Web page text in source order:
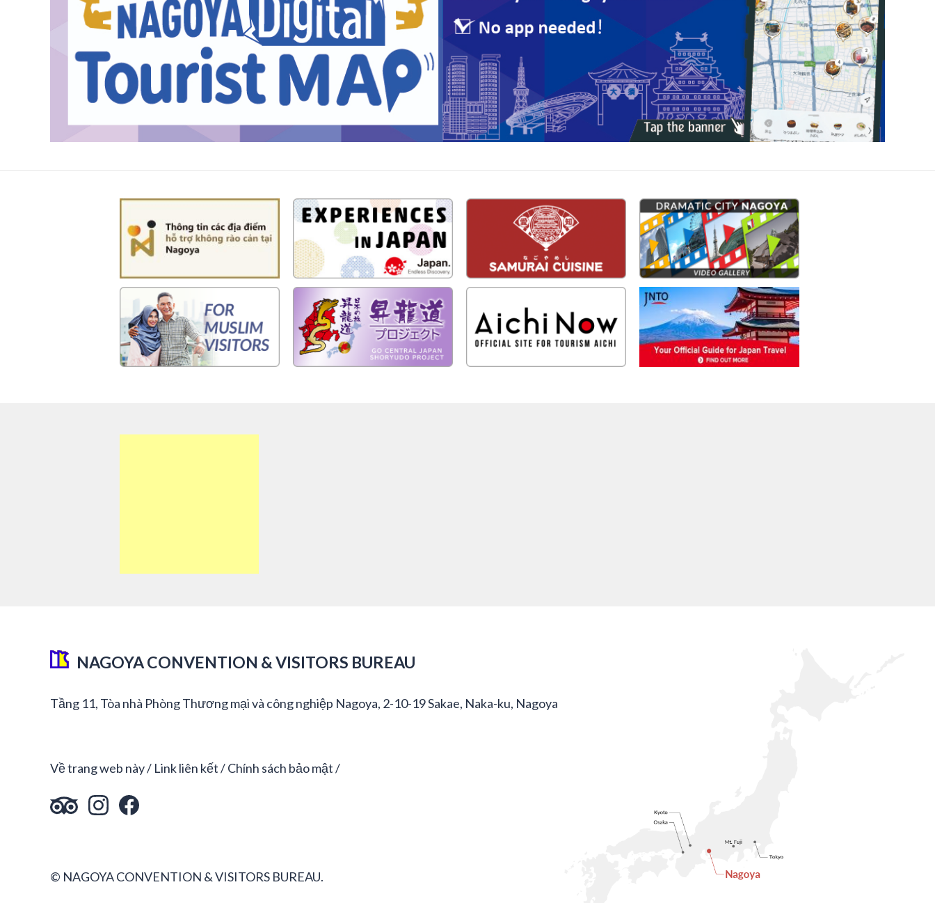
NAGOYA CONVENTION & VISITORS BUREAU
Tầng 11, Tòa nhà Phòng Thương mại và công nghiệp Nagoya, 2-10-19 Sakae, Naka-ku, Nagoya
Về trang web này Link liên kết Chính sách bảo mật
© NAGOYA CONVENTION & VISITORS BUREAU.